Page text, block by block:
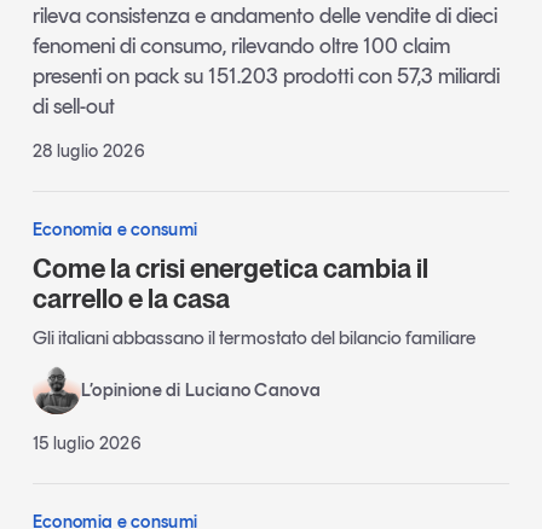
rileva consistenza e andamento delle vendite di dieci
fenomeni di consumo, rilevando oltre 100 claim
presenti on pack su 151.203 prodotti con 57,3 miliardi
di sell-out
28 luglio 2026
Economia e consumi
Come la crisi energetica cambia il
carrello e la casa
Gli italiani abbassano il termostato del bilancio familiare
L’opinione di Luciano Canova
15 luglio 2026
Economia e consumi